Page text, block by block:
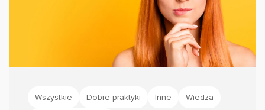
Wszystkie Dobre praktyki Inne Wiedza